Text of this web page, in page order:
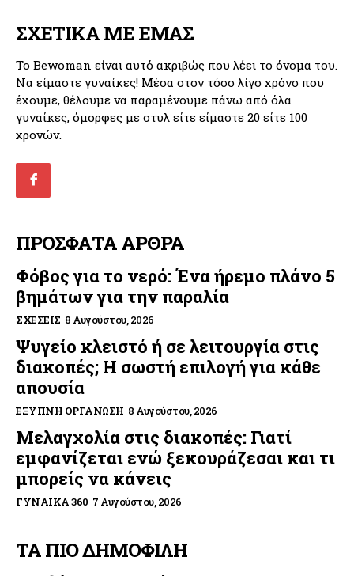
ΣΧΕΤΙΚΑ ΜΕ ΕΜΑΣ
Το Bewoman είναι αυτό ακριβώς που λέει το όνομα του.
Να είμαστε γυναίκες! Μέσα στον τόσο λίγο χρόνο που
έχουμε, θέλουμε να παραμένουμε πάνω από όλα
γυναίκες, όμορφες με στυλ είτε είμαστε 20 είτε 100
χρονών.
ΠΡΟΣΦΑΤΑ ΑΡΘΡΑ
Φόβος για το νερό: Ένα ήρεμο πλάνο 5
βημάτων για την παραλία
ΣΧΈΣΕΙΣ 8 Αυγούστου, 2026
Ψυγείο κλειστό ή σε λειτουργία στις
διακοπές; Η σωστή επιλογή για κάθε
απουσία
ΈΞΥΠΝΗ ΟΡΓΆΝΩΣΗ 8 Αυγούστου, 2026
Μελαγχολία στις διακοπές: Γιατί
εμφανίζεται ενώ ξεκουράζεσαι και τι
μπορείς να κάνεις
ΓΥΝΑΊΚΑ 360 7 Αυγούστου, 2026
ΤΑ ΠΙΟ ΔΗΜΟΦΙΛΗ